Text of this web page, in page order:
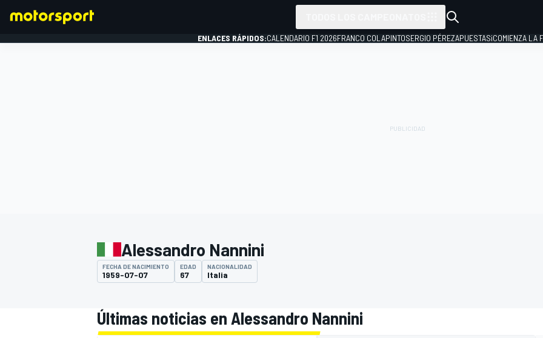
ENLACES RÁPIDOS:CALENDARIO F1 2026FRANCO COLAPINTOSERGIO PÉREZAPUESTAS¡COMIENZA LA
Alessandro Nannini
FECHA DE NACIMIENTO
1959-07-07
EDAD
67
NACIONALIDAD
Italia
Últimas noticias en Alessandro Nannini